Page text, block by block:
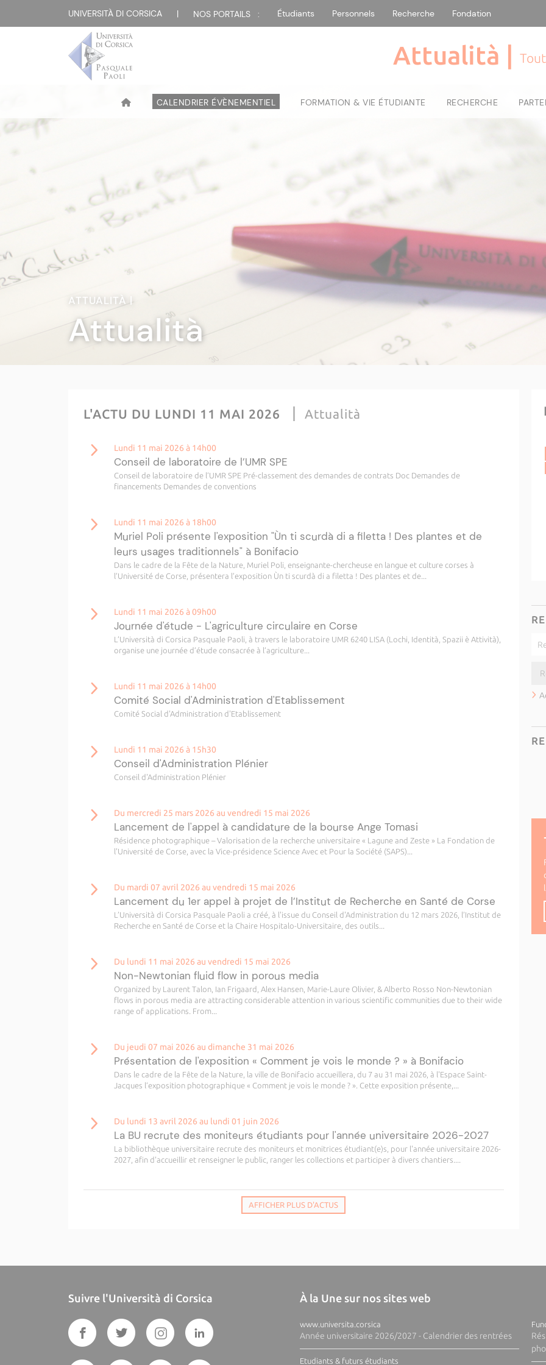
UNIVERSITÀ DI CORSICA | NOS PORTAILS : Étudiants Personnels Recherche Fondation
Attualità |
CALENDRIER ÉVÈNEMENTIEL FORMATION & VIE ÉTUDIANTE RECHERCHE
ATTUALITÀ |
Attualità
L'ACTU DU LUNDI 11 MAI 2026 Attualità
Lundi 11 mai 2026 à 14h00
Conseil de laboratoire de l’UMR SPE
Conseil de laboratoire de l’UMR SPE Pré-classement des demandes de contrats Doc Demandes de
financements Demandes de conventions
Lundi 11 mai 2026 à 18h00
Muriel Poli présente l'exposition "Ùn ti scurdà di a filetta ! Des plantes et de
leurs usages traditionnels" à Bonifacio
Dans le cadre de la Fête de la Nature, Muriel Poli, enseignante-chercheuse en langue et culture corses à
l’Université de Corse, présentera l’exposition Ùn ti scurdà di a filetta ! Des plantes et de...
Lundi 11 mai 2026 à 09h00
Journée d'étude - L'agriculture circulaire en Corse
L’Università di Corsica Pasquale Paoli, à travers le laboratoire UMR 6240 LISA (Lochi, Identità, Spazii è Attività),
organise une journée d’étude consacrée à l’agriculture...
Lundi 11 mai 2026 à 14h00
Comité Social d'Administration d'Etablissement
Comité Social d'Administration d'Etablissement
Lundi 11 mai 2026 à 15h30
Conseil d'Administration Plénier
Conseil d'Administration Plénier
Du mercredi 25 mars 2026 au vendredi 15 mai 2026
Lancement de l'appel à candidature de la bourse Ange Tomasi
Résidence photographique – Valorisation de la recherche universitaire « Lagune and Zeste » La Fondation de
l'Université de Corse, avec la Vice-présidence Science Avec et Pour la Société (SAPS)...
Du mardi 07 avril 2026 au vendredi 15 mai 2026
Lancement du 1er appel à projet de l’Institut de Recherche en Santé de Corse
L’Università di Corsica Pasquale Paoli a créé, à l'issue du Conseil d'Administration du 12 mars 2026, l’Institut de
Recherche en Santé de Corse et la Chaire Hospitalo-Universitaire, des outils...
Du lundi 11 mai 2026 au vendredi 15 mai 2026
Non-Newtonian fluid flow in porous media
Organized by Laurent Talon, Ian Frigaard, Alex Hansen, Marie-Laure Olivier, & Alberto Rosso Non-Newtonian
flows in porous media are attracting considerable attention in various scientific communities due to their wide
range of applications. From...
Du jeudi 07 mai 2026 au dimanche 31 mai 2026
Présentation de l'exposition « Comment je vois le monde ? » à Bonifacio
Dans le cadre de la Fête de la Nature, la ville de Bonifacio accueillera, du 7 au 31 mai 2026, à l'Espace Saint-
Jacques l’exposition photographique « Comment je vois le monde ? ». Cette exposition présente,...
Du lundi 13 avril 2026 au lundi 01 juin 2026
La BU recrute des moniteurs étudiants pour l'année universitaire 2026-2027
La bibliothèque universitaire recrute des moniteurs et monitrices étudiant(e)s, pour l'année universitaire 2026-
2027, afin d'accueillir et renseigner le public, ranger les collections et participer à divers chantiers....
AFFICHER PLUS D'ACTUS
Suivre l'Università di Corsica À la Une sur nos sites web
www.universita.corsica
Année universitaire 2026/2027 - Calendrier des rentrées
Etudiants & futurs étudiants